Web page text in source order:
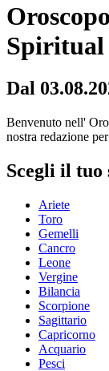
Spiritual
Dal
Benvenuto nell'
nostra redazione
Scegli il tuo
Ariete
Toro
Gemelli
Cancro
Leone
Vergine
Bilancia
Scorpione
Sagittario
Capricorno
Acquario
Pesci